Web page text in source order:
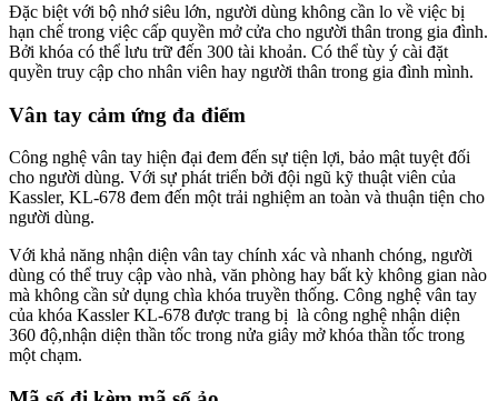
Đặc biệt với bộ nhớ siêu lớn, người dùng không cần lo về việc bị
hạn chế trong việc cấp quyền mở cửa cho người thân trong gia đình.
Bởi khóa có thể lưu trữ đến 300 tài khoản. Có thể tùy ý cài đặt
quyền truy cập cho nhân viên hay người thân trong gia đình mình.
Vân tay cảm ứng đa điểm
Công nghệ vân tay hiện đại đem đến sự tiện lợi, bảo mật tuyệt đối
cho người dùng. Với sự phát triển bởi đội ngũ kỹ thuật viên của
Kassler, KL-678 đem đến một trải nghiệm an toàn và thuận tiện cho
người dùng.
Với khả năng nhận diện vân tay chính xác và nhanh chóng, người
dùng có thể truy cập vào nhà, văn phòng hay bất kỳ không gian nào
mà không cần sử dụng chìa khóa truyền thống. Công nghệ vân tay
của khóa Kassler KL-678 được trang bị là công nghệ nhận diện
360 độ,nhận diện thần tốc trong nửa giây mở khóa thần tốc trong
một chạm.